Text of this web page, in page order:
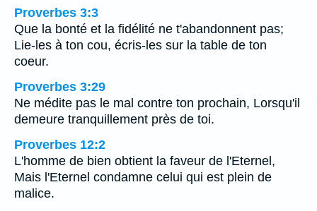
Proverbes 3:3
Que la bonté et la fidélité ne t'abandonnent pas;
Lie-les à ton cou, écris-les sur la table de ton
coeur.
Proverbes 3:29
Ne médite pas le mal contre ton prochain, Lorsqu'il
demeure tranquillement près de toi.
Proverbes 12:2
L'homme de bien obtient la faveur de l'Eternel,
Mais l'Eternel condamne celui qui est plein de
malice.